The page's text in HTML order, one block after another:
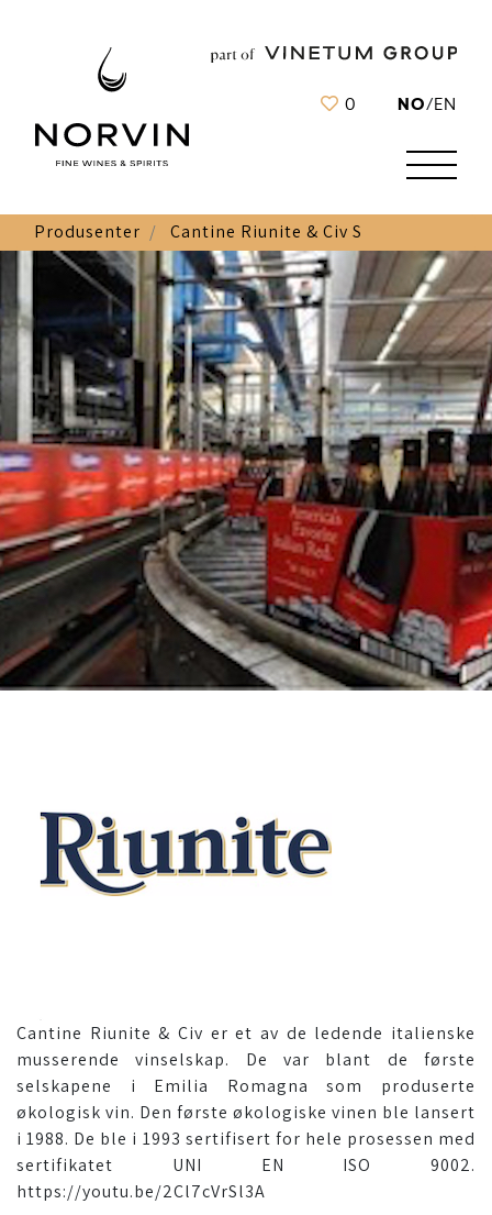
0 NO/EN
Produsenter Cantine Riunite & Civ S
Cantine Riunite & Civ er et av de ledende italienske
musserende vinselskap. De var blant de første
selskapene i Emilia Romagna som produserte
økologisk vin. Den første økologiske vinen ble lansert
i 1988. De ble i 1993 sertifisert for hele prosessen med
sertifikatet UNI EN ISO 9002.
https://youtu.be/2Cl7cVrSl3A